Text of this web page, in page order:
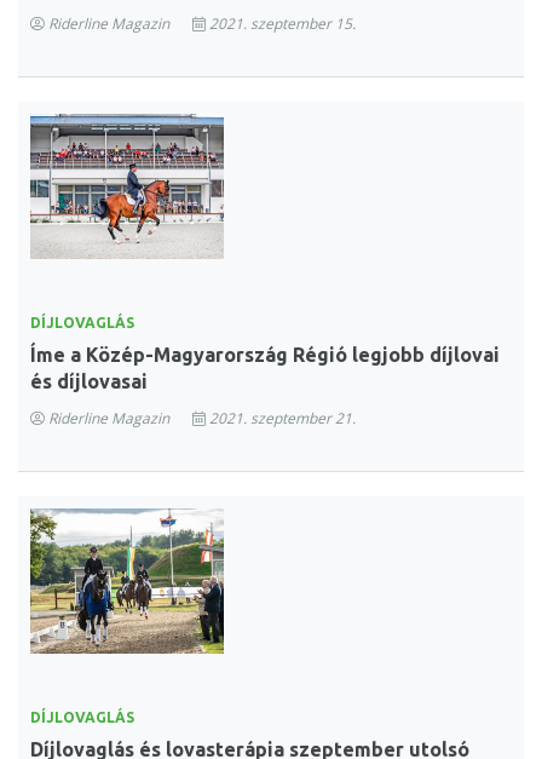
Riderline Magazin 2021. szeptember 15.
DÍJLOVAGLÁS
Íme a Közép-Magyarország Régió legjobb díjlovai
és díjlovasai
Riderline Magazin 2021. szeptember 21.
DÍJLOVAGLÁS
Díjlovaglás és lovasterápia szeptember utolsó